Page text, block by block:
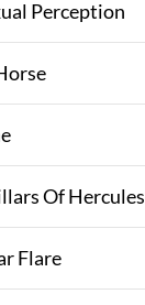
Perception
Of Hercules
Flare